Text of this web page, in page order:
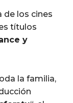
de los cines
títulos
y
la familia,